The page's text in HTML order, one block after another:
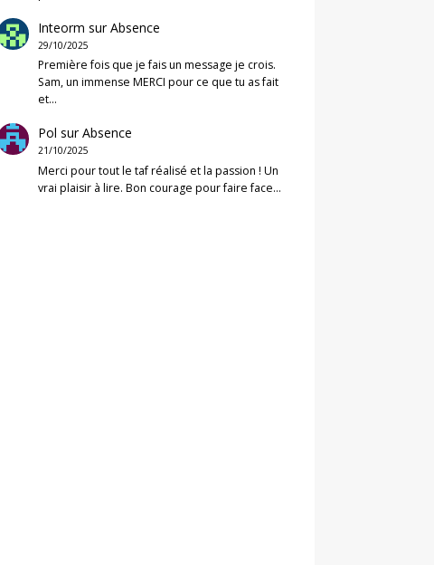
Inteorm surAbsence
29/10/2025
Première fois que je fais un message je crois.
Sam, un immense MERCI pour ce que tu as fait
et…
Pol surAbsence
21/10/2025
Merci pour tout le taf réalisé et la passion ! Un
vrai plaisir à lire. Bon courage pour faire face…